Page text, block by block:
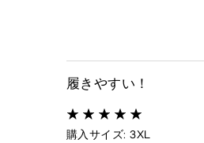
履きやすい！
購入サイズ: 3XL